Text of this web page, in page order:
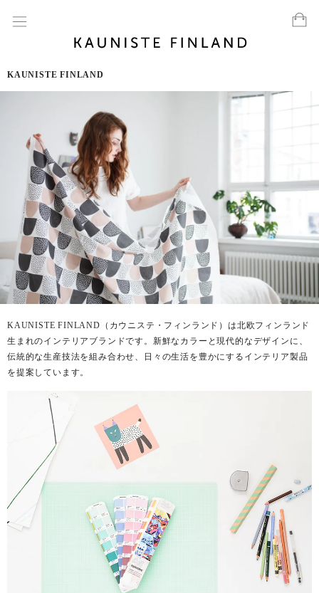
KAUNISTE FINLAND
KAUNISTE FINLAND（カウニステ・フィンランド）は北欧フィンランド
生まれのインテリアブランドです。新鮮なカラーと現代的なデザインに、
伝統的な生産技法を組み合わせ、日々の生活を豊かにするインテリア製品
を提案しています。